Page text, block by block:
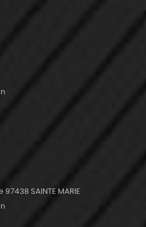
SAINTE MARIE